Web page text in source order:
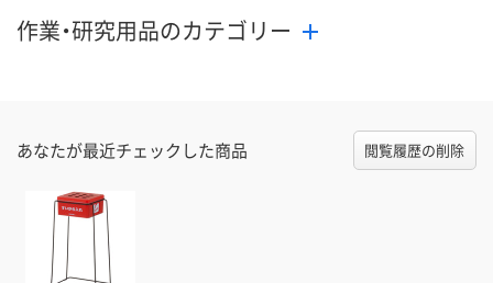
作業・研究用品のカテゴリー
あなたが最近チェックした商品 閲覧履歴の削除